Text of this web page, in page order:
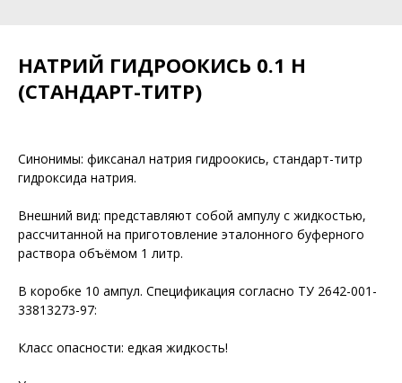
НАТРИЙ ГИДРООКИСЬ 0.1 Н
(СТАНДАРТ-ТИТР)
Синонимы: фиксанал натрия гидроокись, стандарт-титр
гидроксида натрия.
Внешний вид: представляют собой ампулу с жидкостью,
рассчитанной на приготовление эталонного буферного
раствора объёмом 1 литр.
В коробке 10 ампул. Спецификация согласно ТУ 2642-001-
33813273-97:
Класс опасности: едкая жидкость!